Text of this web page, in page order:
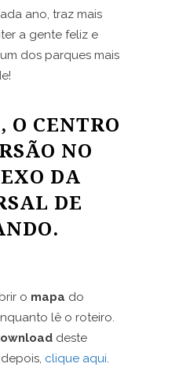
ano, traz mais
a gente feliz e
dos parques mais
O CENTRO
NO
DA
DE
o mapa do
lê o roteiro.
deste
clique aqui.